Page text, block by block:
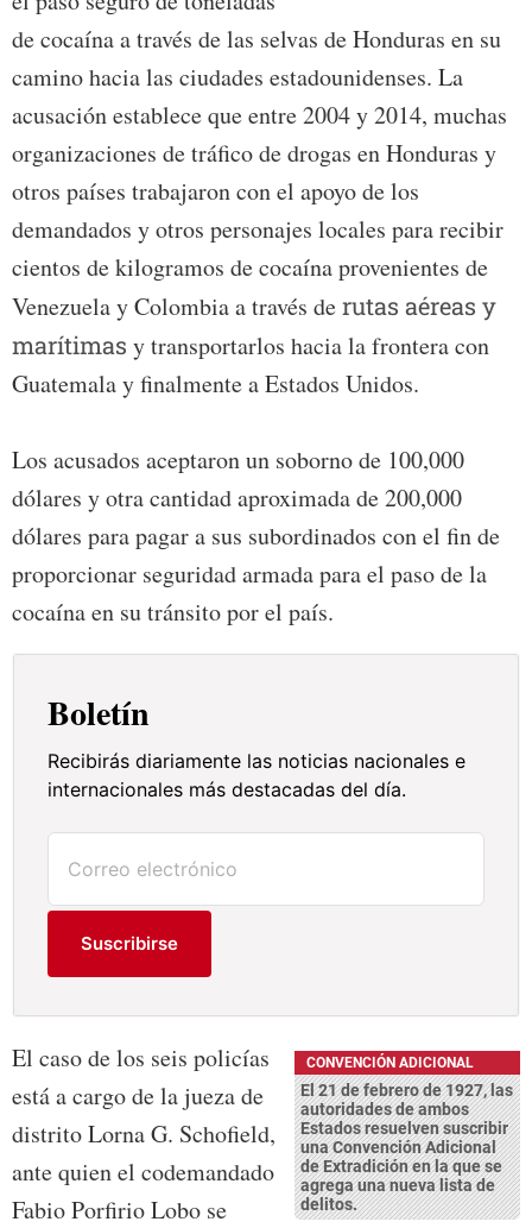
de cocaína a través de las selvas de Honduras en su
camino hacia las ciudades estadounidenses. La
acusación establece que entre 2004 y 2014, muchas
organizaciones de tráfico de drogas en Honduras y
otros países trabajaron con el apoyo de los
demandados y otros personajes locales para recibir
cientos de kilogramos de cocaína provenientes de
Venezuela y Colombia a través derutas aéreas y
marítimas y transportarlos hacia la frontera con
Guatemala y finalmente a Estados Unidos.
Los acusados aceptaron un soborno de 100,000
dólares y otra cantidad aproximada de 200,000
dólares para pagar a sus subordinados con el fin de
proporcionar seguridad armada para el paso de la
cocaína en su tránsito por el país.
Boletín
Recibirás diariamente las noticias nacionales e
internacionales más destacadas del día.
Suscribirse
CONVENCIÓN ADICIONAL
El 21 de febrero de 1927, las
autoridades de ambos
Estados resuelven suscribir
una Convención Adicional
de Extradición en la que se
agrega una nueva lista de
delitos.
El caso de los seis policías
está a cargo de la jueza de
distrito Lorna G. Schofield,
ante quien el codemandado
Fabio Porfirio Lobo se